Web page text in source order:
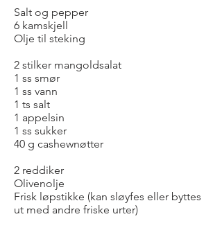
Salt og pepper
6 kamskjell
Olje til steking
2 stilker mangoldsalat
1 ss smør
1 ss vann
1 ts salt
1 appelsin
1 ss sukker
40 g cashewnøtter
2 reddiker
Olivenolje
Frisk løpstikke (kan sløyfes eller byttes
ut med andre friske urter)